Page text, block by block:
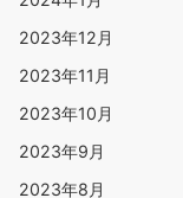
2023年12月
2023年11月
2023年10月
2023年9月
2023年8月